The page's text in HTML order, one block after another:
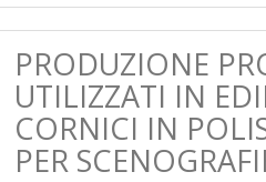
PRODUZIONE
UTILIZZATI IN
CORNICI IN
PER